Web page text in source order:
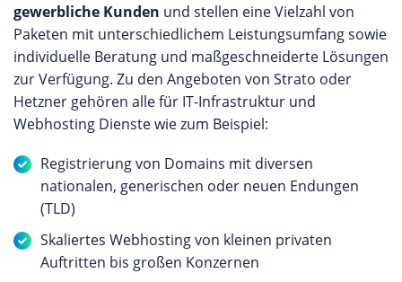
gewerbliche Kunden und stellen eine Vielzahl von
Paketen mit unterschiedlichem Leistungsumfang sowie
individuelle Beratung und maßgeschneiderte Lösungen
zur Verfügung. Zu den Angeboten von Strato oder
Hetzner gehören alle für IT-Infrastruktur und
Webhosting Dienste wie zum Beispiel:
Registrierung von Domains mit diversen
nationalen, generischen oder neuen Endungen
(TLD)
Skaliertes Webhosting von kleinen privaten
Auftritten bis großen Konzernen